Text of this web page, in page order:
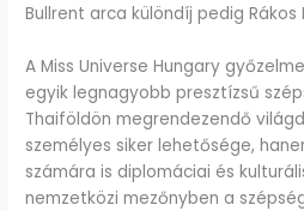
Bullrent arca különdíj pedig Rákos
A Miss Universe Hungary
egyik legnagyobb presztízsű
Thaiföldön megrendezendő
személyes siker lehetősége,
számára is diplomáciai és
nemzetközi mezőnyben a